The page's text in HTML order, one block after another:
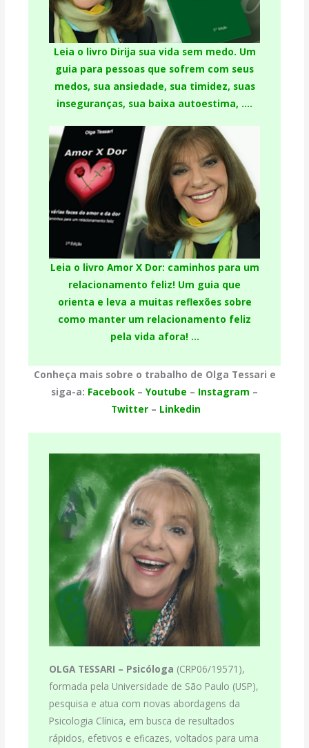
Leia o livro Dirija sua vida sem medo. Um
guia para pessoas que sofrem com seus
medos, sua ansiedade, sua timidez, suas
inseguranças, sua baixa autoestima, ….
Leia o livro Amor X Dor: caminhos para um
relacionamento feliz! Um guia que
orienta e leva a muitas reflexões sobre
como manter um relacionamento feliz
pela vida afora! …
Conheça mais sobre o trabalho de Olga Tessari e
siga-a: Facebook – Youtube – Instagram –
Twitter – Linkedin
OLGA TESSARI – Psicóloga (CRP06/19571),
formada pela Universidade de São Paulo (USP),
pesquisa e atua com novas abordagens da
Psicologia Clínica, em busca de resultados
rápidos, efetivos e eficazes, voltados para uma